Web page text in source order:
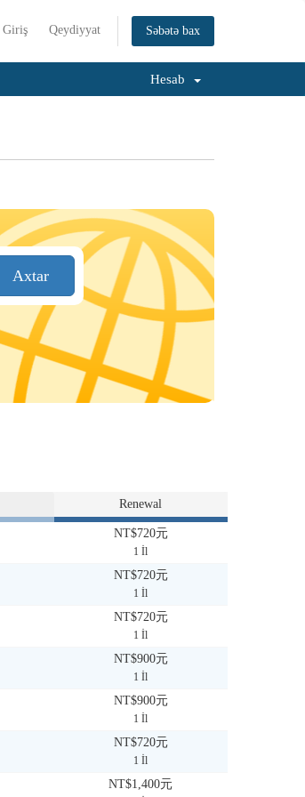
Giriş Qeydiyyat Səbətə bax
Hesab
Axtar
Renewal
NT$720元
1 İl
NT$720元
1 İl
NT$720元
1 İl
NT$900元
1 İl
NT$900元
1 İl
NT$720元
1 İl
NT$1,400元